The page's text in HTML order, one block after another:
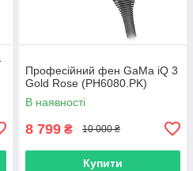
Професійний фен GaMa iQ 3
Gold Rose (PH6080.PK)
В наявності
8 799 ₴ 10 000 ₴
Купити